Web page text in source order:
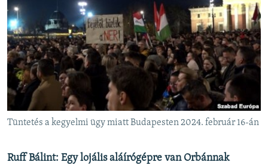
A PÉNZ NYOMÁBAN
EURÓPAI UNIÓ
VILÁG
KLÍMAVÁLTOZÁS
A MÚLT TANULSÁGAI
Tüntetés a kegyelmi ügy miatt Budapesten 2024. február 16-án
Ruff Bálint: Egy lojális aláírógépre van Orbánnak